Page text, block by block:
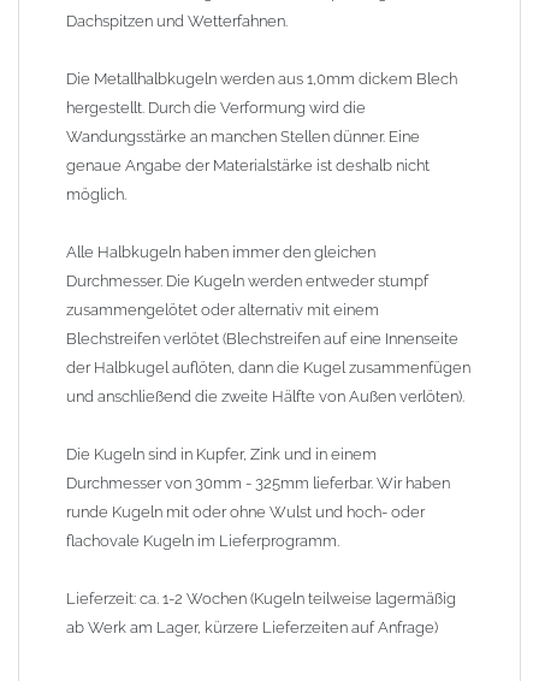
am Lager, kürzere Lieferzeiten auf Anfrage)
Dachspitzen und Wetterfahnen.
Die Metallhalbkugeln werden aus 1,0mm dickem Blech
hergestellt. Durch die Verformung wird die
Wandungsstärke an manchen Stellen dünner. Eine
genaue Angabe der Materialstärke ist deshalb nicht
möglich.
Alle Halbkugeln haben immer den gleichen
Durchmesser. Die Kugeln werden entweder stumpf
zusammengelötet oder alternativ mit einem
Blechstreifen verlötet (Blechstreifen auf eine Innenseite
der Halbkugel auflöten, dann die Kugel zusammenfügen
und anschließend die zweite Hälfte von Außen verlöten).
Die Kugeln sind in Kupfer, Zink und in einem
Durchmesser von 30mm - 325mm lieferbar. Wir haben
runde Kugeln mit oder ohne Wulst und hoch- oder
flachovale Kugeln im Lieferprogramm.
Lieferzeit: ca. 1-2 Wochen (Kugeln teilweise lagermäßig
ab Werk am Lager, kürzere Lieferzeiten auf Anfrage)